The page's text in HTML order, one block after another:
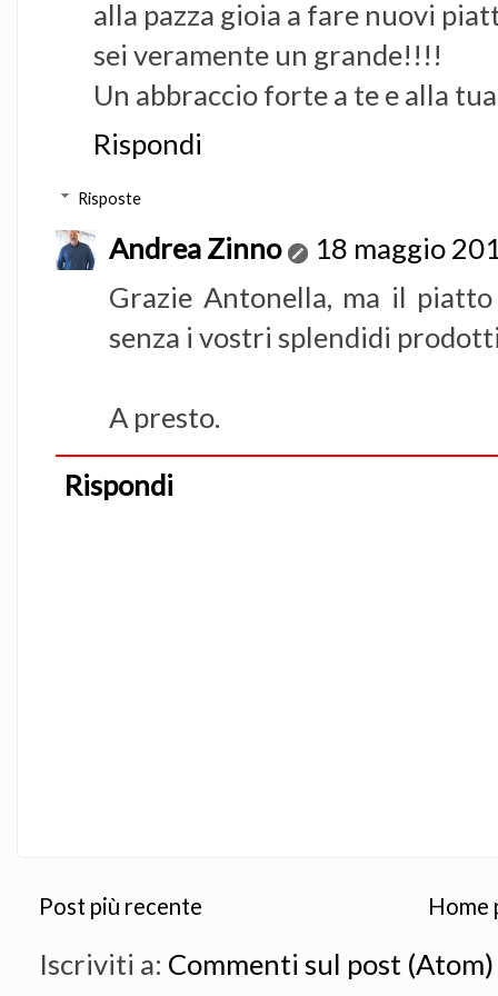
alla pazza gioia a fare nuovi
sei veramente un grande!!!!
Un abbraccio forte a te e alla
Rispondi
Risposte
Andrea Zinno
18 maggio
Grazie Antonella, ma il
senza i vostri splendidi
A presto.
Rispondi
Post più recente Home
Iscriviti a: Commenti sul post (Atom)